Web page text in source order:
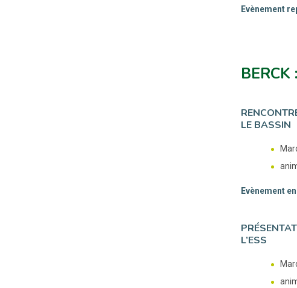
Evènement
BERCK :
LE BASSIN
Evènement
L’ESS